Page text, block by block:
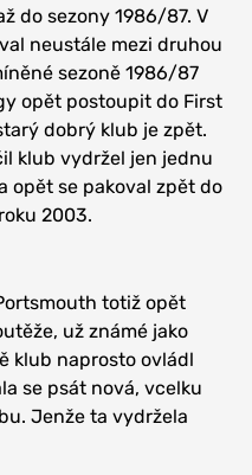
do sezony 1986/87. V
neustále mezi druhou
sezoně 1986/87
opět postoupit do First
dobrý klub je zpět.
klub vydržel jen jednu
opět se pakoval zpět do
2003.
totiž opět
už známé jako
klub naprosto ovládl
se psát nová, vcelku
Jenže ta vydržela